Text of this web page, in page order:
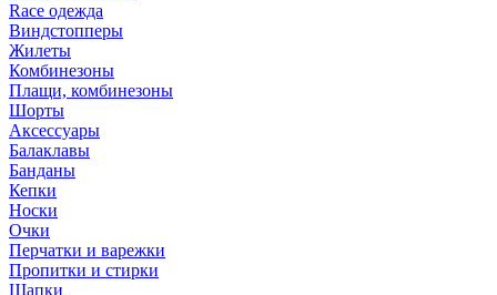
Race одежда
Виндстопперы
Жилеты
Комбинезоны
Плащи, комбинезоны
Шорты
Аксессуары
Балаклавы
Банданы
Кепки
Носки
Очки
Перчатки и варежки
Пропитки и стирки
Шапки